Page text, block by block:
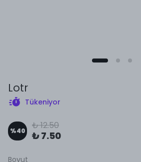
Lotr
Tükeniyor
%40 ₺ 12.50
₺ 7.50
Boyut